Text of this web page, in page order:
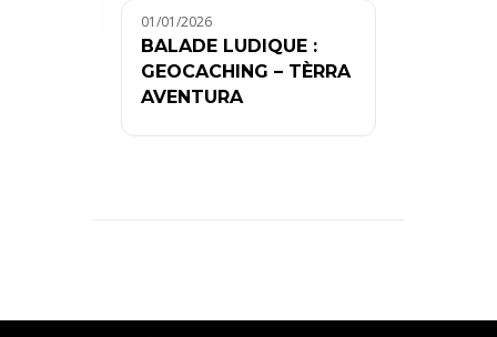
01/01/2026
BALADE LUDIQUE :
GEOCACHING – TÈRRA
AVENTURA